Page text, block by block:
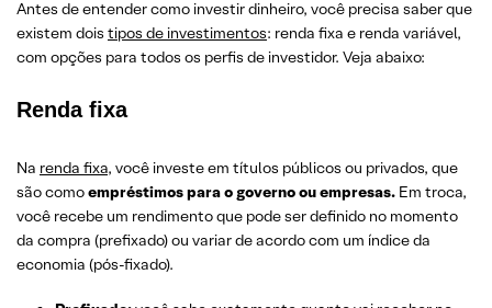
Antes de entender como investir dinheiro, você precisa saber que
existem dois tipos de investimentos: renda fixa e renda variável,
com opções para todos os perfis de investidor. Veja abaixo:
Renda fixa
Na renda fixa, você investe em títulos públicos ou privados, que
são comoempréstimos para o governo ou empresas. Em troca,
você recebe um rendimento que pode ser definido no momento
da compra (prefixado) ou variar de acordo com um índice da
economia (pós-fixado).